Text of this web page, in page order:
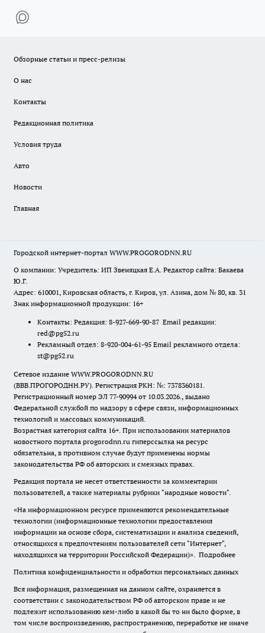
Обзорные статьи и пресс-релизы
О нас
Контакты
Редакционная политика
Условия труда
Авто
Новости
Главная
Городской интернет-портал WWW.PROGORODNN.RU
О компании: Учредитель: ИП Звеняцкая Е.А. Редактор сайта: Бакаева
Ю.Г.
Адрес: 610001, Кировская область, г. Киров, ул. Азина, дом № 80, кв. 31
Знак информационной продукции: 16+
Контакты: Редакция: 8-927-669-90-87 Email редакции:
red@pg52.ru
Рекламный отдел: 8-920-004-61-95 Email рекламного отдела:
st@pg52.ru
Сетевое издание WWW.PROGORODNN.RU
(ВВВ.ПРОГОРОДНН.РУ). Регистрация РКН: №: 7378360181.
Регистрационный номер ЭЛ 77-90994 от 10.03.2026., выдано
Федеральной службой по надзору в сфере связи, информационных
технологий и массовых коммуникаций.
Возрастная категория сайта 16+. При использовании материалов
новостного портала progorodnn.ru гиперссылка на ресурс
обязательна, в противном случае будут применены нормы
законодательства РФ об авторских и смежных правах.
Редакция портала не несет ответственности за комментарии
пользователей, а также материалы рубрики "народные новости".
«На информационном ресурсе применяются рекомендательные
технологии (информационные технологии предоставления
информации на основе сбора, систематизации и анализа сведений,
относящихся к предпочтениям пользователей сети "Интернет",
находящихся на территории Российской Федерации)». Подробнее
Политика конфиденциальности и обработки персональных данных
Вся информация, размещенная на данном сайте, охраняется в
соответствии с законодательством РФ об авторском праве и не
подлежит использованию кем-либо в какой бы то ни было форме, в
том числе воспроизведению, распространению, переработке не иначе